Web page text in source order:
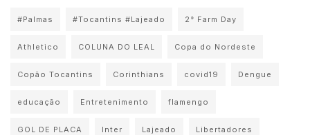
#Palmas #Tocantins #Lajeado 2° Farm Day
Athletico COLUNA DO LEAL Copa do Nordeste
Copão Tocantins Corinthians covid19 Dengue
educação Entretenimento flamengo
GOL DE PLACA Inter Lajeado Libertadores